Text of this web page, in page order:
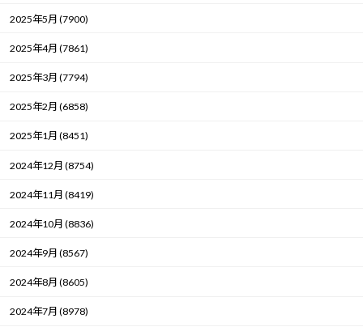
2025年5月 (7900)
2025年4月 (7861)
2025年3月 (7794)
2025年2月 (6858)
2025年1月 (8451)
2024年12月 (8754)
2024年11月 (8419)
2024年10月 (8836)
2024年9月 (8567)
2024年8月 (8605)
2024年7月 (8978)